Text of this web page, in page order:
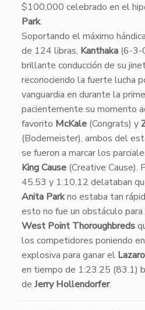
$100,000 celebrado en el
Park.
​Soportando el máximo
de 124 libras, Kanthaka (6-3-
brillante conducción de su
reconociendo la fuerte lucha
vanguardia en durante la
pacientemente su momento
favorito McKale(Congrats) y
(Bodemeister), ambos del
se fueron a marcar los
King Cause(Creative Cause).
45.53 y 1:10.12 delataban
Anita Parkno estaba tan
esto no fue un obstáculo
West Point Thoroughbreds
los competidores poniendo
explosiva para ganar el
en tiempo de 1:23.25 (83.1)
de Jerry Hollendorfer.